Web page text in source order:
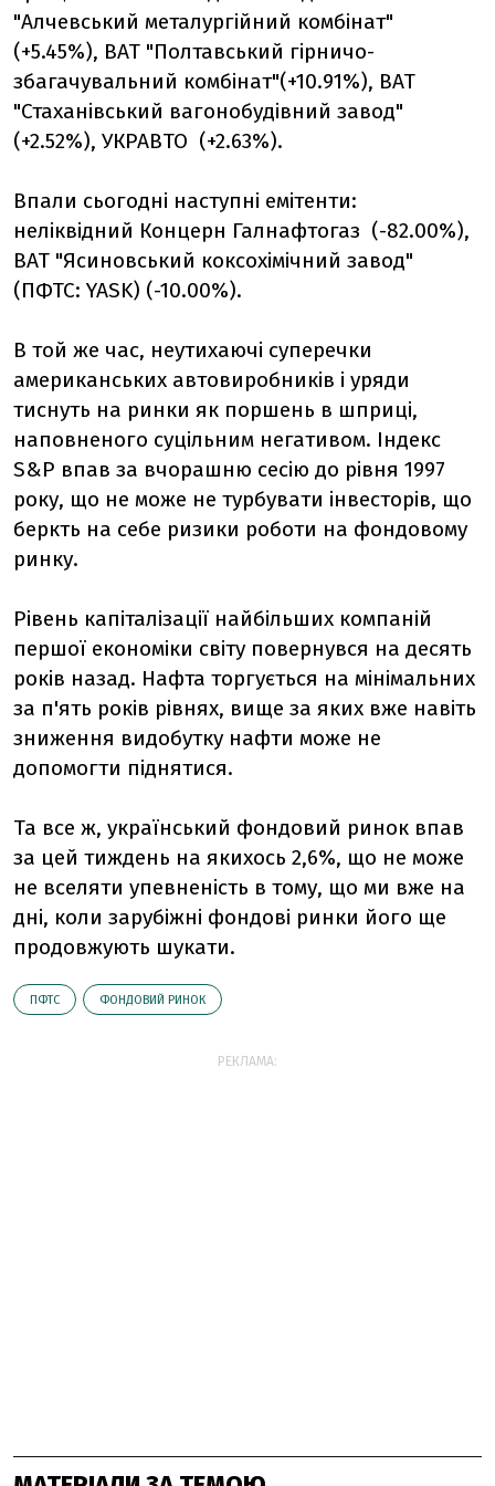
"Алчевський металургійний комбінат"
(+5.45%), ВАТ "Полтавський гірничо-
збагачувальний комбінат"(+10.91%), ВАТ
"Стаханівський вагонобудівний завод"
(+2.52%), УКРАВТО (+2.63%).
Впали сьогодні наступні емітенти:
неліквідний Концерн Галнафтогаз (-82.00%),
ВАТ "Ясиновський коксохімічний завод"
(ПФТС: YASK) (-10.00%).
В той же час, неутихаючі суперечки
американських автовиробників і уряди
тиснуть на ринки як поршень в шприці,
наповненого суцільним негативом. Індекс
S&P впав за вчорашню сесію до рівня 1997
року, що не може не турбувати інвесторів, що
беркть на себе ризики роботи на фондовому
ринку.
Рівень капіталізації найбільших компаній
першої економіки світу повернувся на десять
років назад. Нафта торгується на мінімальних
за п'ять років рівнях, вище за яких вже навіть
зниження видобутку нафти може не
допомогти піднятися.
Та все ж, український фондовий ринок впав
за цей тиждень на якихось 2,6%, що не може
не вселяти упевненість в тому, що ми вже на
дні, коли зарубіжні фондові ринки його ще
продовжують шукати.
ПФТС ФОНДОВИЙ РИНОК
РЕКЛАМА: